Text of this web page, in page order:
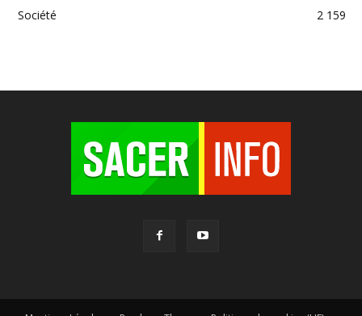
Société
2 159